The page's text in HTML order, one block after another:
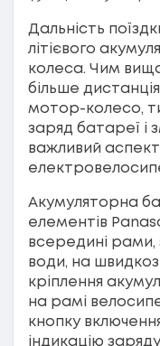
Дальність
літієвого
колеса. Чим
більше
мотор-колесо,
заряд батареї і
важливий
Акумуляторна
елементів
всередині рами,
води, на
кріплення
на рамі
кнопку
індикацію